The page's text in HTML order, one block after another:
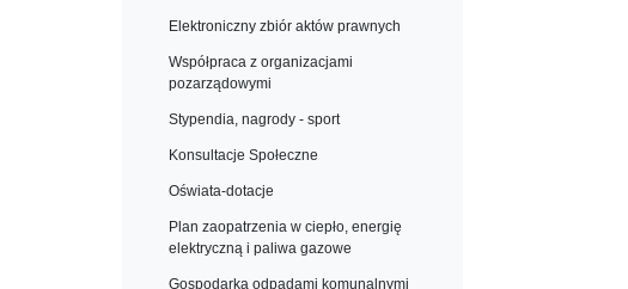
Elektroniczny zbiór aktów prawnych
Współpraca z organizacjami
pozarządowymi
Stypendia, nagrody - sport
Konsultacje Społeczne
Oświata-dotacje
Plan zaopatrzenia w ciepło, energię
elektryczną i paliwa gazowe
Gospodarka odpadami komunalnymi